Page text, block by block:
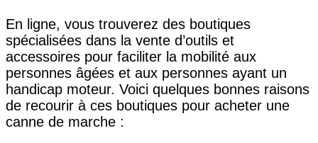
En ligne, vous trouverez des boutiques
spécialisées dans la vente d’outils et
accessoires pour faciliter la mobilité aux
personnes âgées et aux personnes ayant un
handicap moteur. Voici quelques bonnes raisons
de recourir à ces boutiques pour acheter une
canne de marche :